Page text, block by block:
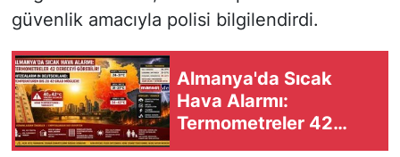
güvenlik amacıyla polisi bilgilendirdi.
Almanya'da Sıcak
Hava Alarmı:
Termometreler 42
Dereceyi Görebilir